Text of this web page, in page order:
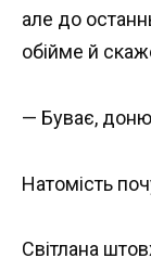
але до
обійме й
— Буває,
Натомість
Світлана